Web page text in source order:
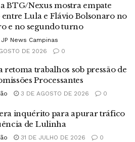
BTG/Nexus mostra empate
Lula e Flávio Bolsonaro no
e no segundo turno
News Campinas
DE 2026
0
retoma trabalhos sob pressão de
Processantes
3 DE AGOSTO DE 2026 0
inquérito para apurar tráfico
de Lulinha
31 DE JULHO DE 2026 0